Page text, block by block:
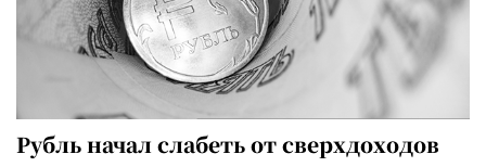
Рубль начал слабеть от сверхдоходов